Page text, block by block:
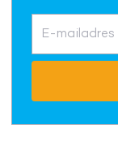
E-mailadres